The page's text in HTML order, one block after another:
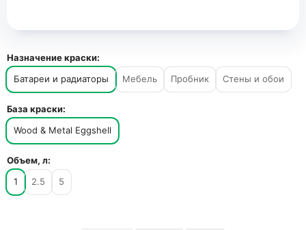
Назначение краски:
Батареи и радиаторы
Мебель Пробник Стены и обои
База краски:
Wood & Metal Eggshell
Объем, л:
1
2.5 5